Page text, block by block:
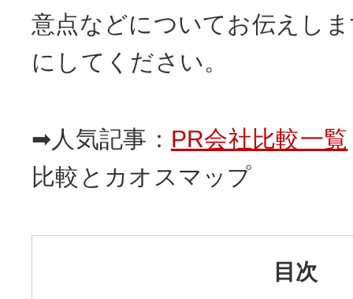
意点などについてお伝えし
にしてください。
➡人気記事： PR会社比較一覧
比較とカオスマップ
目次